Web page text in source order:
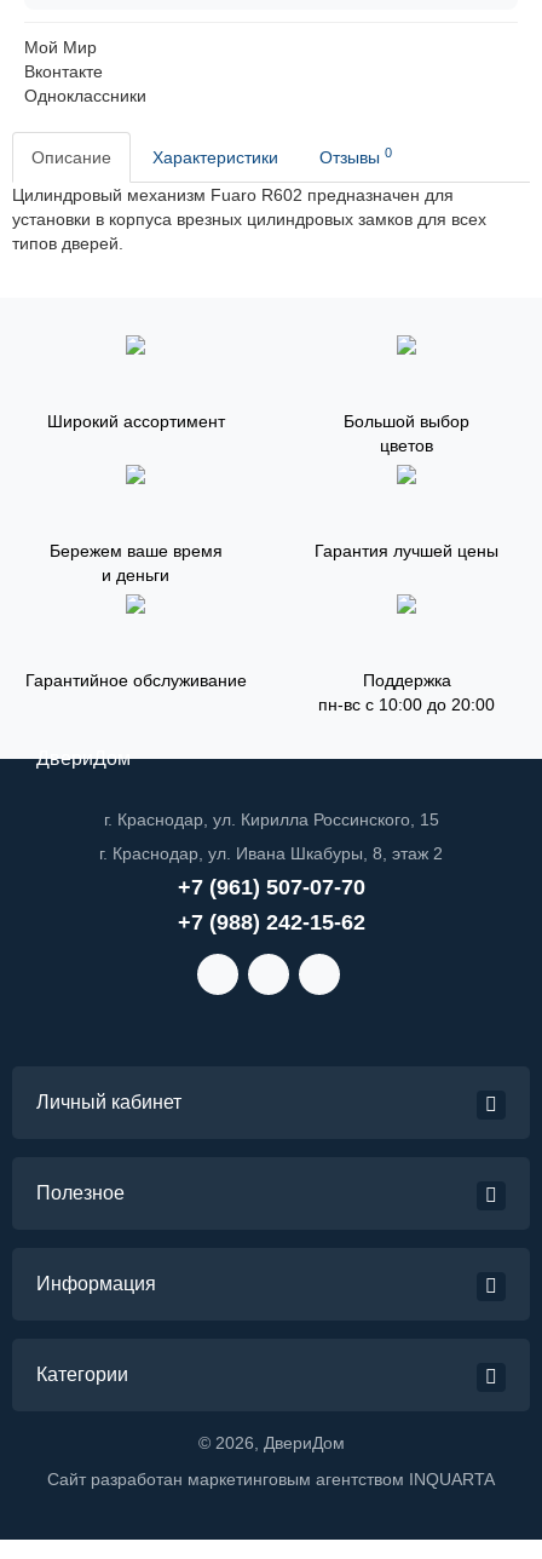
Мой Мир
Вконтакте
Одноклассники
Описание Характеристики Отзывы 0
Цилиндровый механизм Fuaro R602 предназначен для
установки в корпуса врезных цилиндровых замков для всех
типов дверей.
Широкий ассортимент
Большой выбор
цветов
Бережем ваше время
и деньги
Гарантия лучшей цены
Гарантийное обслуживание
Поддержка
пн-вс с 10:00 до 20:00
ДвериДом
г. Краснодар, ул. Кирилла Россинского, 15
г. Краснодар, ул. Ивана Шкабуры, 8, этаж 2
+7 (961) 507-07-70
+7 (988) 242-15-62
Личный кабинет
Полезное
Информация
Категории
© 2026 , ДвериДом
Сайт разработан маркетинговым агентством INQUARTA